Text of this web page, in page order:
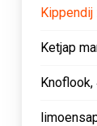
Kippendij
Ketjap
Knoflook,